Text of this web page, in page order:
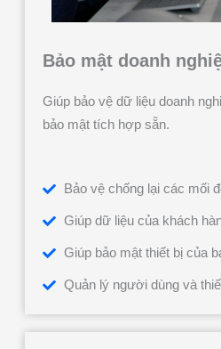
Bảo mật doanh
Giúp bảo vệ dữ liệu doanh
bảo mật tích hợp sẵn.
Bảo vệ chống lại các mối
Giúp dữ liệu của khách
Giúp bảo mật thiết bị của
Quản lý người dùng và